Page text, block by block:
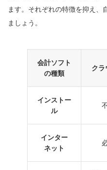
ます。それぞれの特徴を抑え、
ましょう。
会計ソフト
の種類
クラ
インストー
ル
インター
ネット